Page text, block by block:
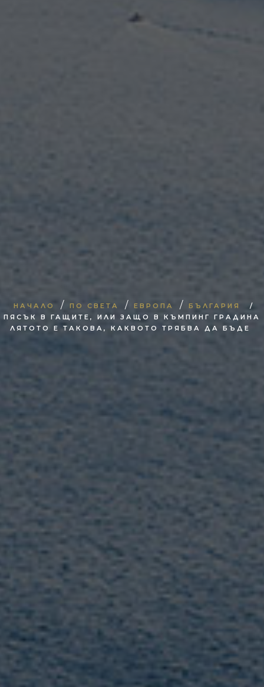
НАЧАЛО / ПО СВЕТА / ЕВРОПА / БЪЛГАРИЯ
/
ПЯСЪК В ГАЩИТЕ, ИЛИ ЗАЩО В КЪМПИНГ ГРАДИНА
ЛЯТОТО Е ТАКОВА, КАКВОТО ТРЯБВА ДА БЪДЕ